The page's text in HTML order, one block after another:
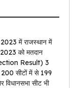
में राजस्थान में
2023 को मतदान
Result) 3
200 सीटों में से 199
सीट भी